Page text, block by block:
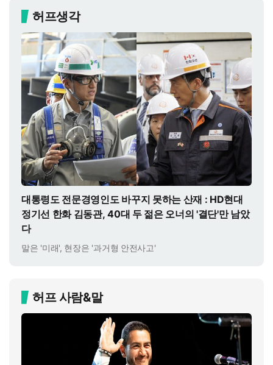
허프생각
대통령도 전문경영인도 바꾸지 못하는 산재 : HD현대
정기선 한화 김동관, 40대 두 젊은 오너의 '결단'만 남았
다
말은 '미래', 현장은 '과거형 안전사고'
허프 사람&말